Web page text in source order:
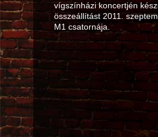
vígszínházi koncertjén
összeállítást 2011.
M1 csatornája.